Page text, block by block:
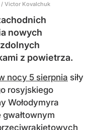
/ Victor Kovalchuk
nowych
z powietrza.
nocy 5 sierpnia siły
rosyjskiego
Wołodymyra
gwałtownym